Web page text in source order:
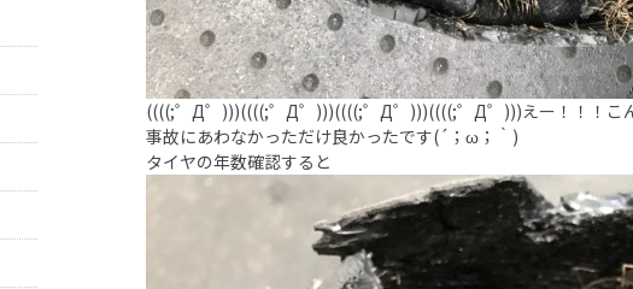
((((;゜Д゜)))((((;゜Д゜)))((((;゜Д゜)))((((;゜Д゜)))えー！！！こ
事故にあわなかっただけ良かったです(´；ω；｀)
タイヤの年数確認すると